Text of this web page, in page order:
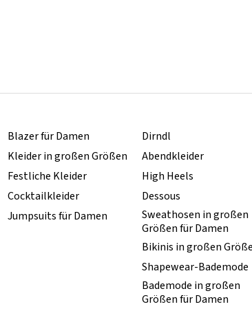
Blazer für Damen
Kleider in großen Größen
Festliche Kleider
Cocktailkleider
Jumpsuits für Damen
Dirndl
Abendkleider
High Heels
Dessous
Sweathosen in großen
Größen für Damen
Bikinis in großen
Shapewear-Bademode
Bademode in großen
Größen für Damen